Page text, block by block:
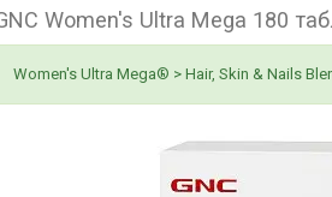
Women's Ultra Mega 180
Women's Ultra Mega® > Hair, Skin & Nails